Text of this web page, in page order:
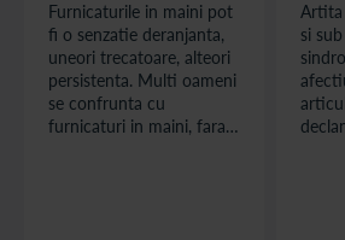
Furnicaturile in maini pot
fi o senzatie deranjanta,
uneori trecatoare, alteori
persistenta. Multi oameni
se confrunta cu
furnicaturi in maini, fara
Artita
si